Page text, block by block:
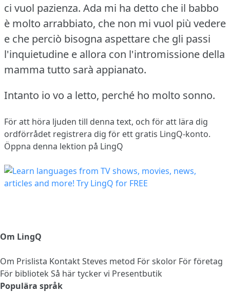
ci vuol pazienza. Ada mi ha detto che il babbo
è molto arrabbiato, che non mi vuol più vedere
e che perciò bisogna aspettare che gli passi
l'inquietudine e allora con l'intromissione della
mamma tutto sarà appianato.
Intanto io vo a letto, perché ho molto sonno.
För att höra ljuden till denna text, och för att lära dig
ordförrådet registrera dig för ett gratis LingQ-konto.
Öppna denna lektion på LingQ
Om LingQ
Om Prislista KontaktSteves metod För skolor För företag
För bibliotek Så här tycker vi Presentbutik
Populära språk